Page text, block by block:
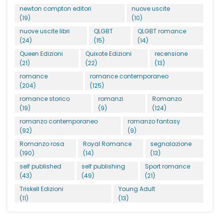
newton compton editori
(19)
nuove uscite
(10)
nuove uscite libri
(24)
QLGBT
(15)
QLGBT romance
(14)
Queen Edizioni
(21)
Quixote Edizioni
(22)
recensione
(13)
romance
(204)
romance contemporaneo
(125)
romance storico
(19)
romanzi
(9)
Romanzo
(124)
romanzo contemporaneo
(92)
romanzo fantasy
(9)
Romanzo rosa
(190)
Royal Romance
(14)
segnalazione
(13)
self published
(43)
self publishing
(49)
Sport romance
(21)
Triskell Edizioni
(11)
Young Adult
(13)